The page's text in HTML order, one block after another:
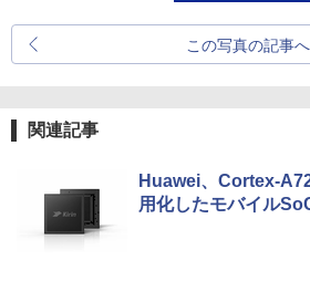
この写真の記事へ
関連記事
Huawei、Cortex-
用化したモバイル